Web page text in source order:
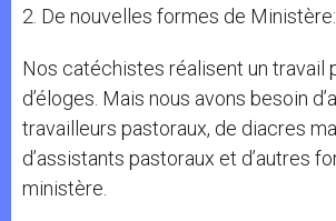
2. De nouvelles formes de Ministère:
Nos catéchistes réalisent un travail
d’éloges. Mais nous avons besoin
travailleurs pastoraux, de diacres
d’assistants pastoraux et d’autres
ministère.